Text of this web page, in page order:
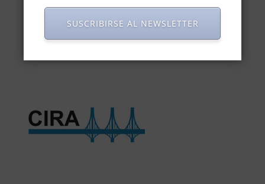
SUSCRIBIRSE AL NEWSLETTER